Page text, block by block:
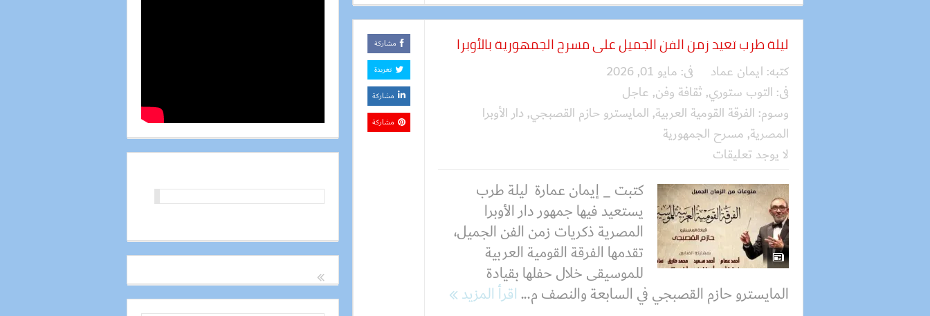
ليلة طرب تعيد زمن الفن الجميل على مسرح الجمهورية بالأوبرا
كتبه: ايمان عماد فى: مايو 01, 2026
فى: التوب ستوري, ثقافة وفن, عاجل
وسوم: الفرقة القومية العربية, المايسترو حازم القصبجي, دار الأوبرا
المصرية, مسرح الجمهورية
لا يوجد تعليقات
كتبت _ إيمان عمارة ليلة طرب
يستعيد فيها جمهور دار الأوبرا
المصرية ذكريات زمن الفن الجميل،
تقدمها الفرقة القومية العربية
للموسيقى خلال حفلها بقيادة
المايسترو حازم القصبجي في السابعة والنصف م...اقرأ المزيد
مشاركة
تغريدة
مشاركة
مشاركة